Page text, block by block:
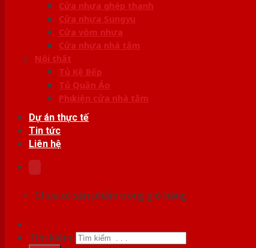
Cửa nhựa ghép thanh
Cửa nhựa Sungyu
Cửa vòm nhựa
Cửa nhựa nhà tắm
Nội thất
Tủ Kệ Bếp
Tủ Quần Áo
Phụ kiện cửa nhà tắm
Dự án thực tế
Tin tức
Liên hệ
Chưa có sản phẩm trong giỏ hàng.
Tìm kiếm: